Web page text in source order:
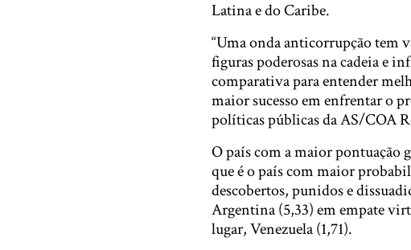
Latina e do Caribe.
“Uma onda anticorrupção tem
figuras poderosas na cadeia e
comparativa para entender
maior sucesso em enfrentar o
políticas públicas da AS/COA
O país com a maior pontuação
que é o país com maior
descobertos, punidos e
Argentina (5,33) em empate
lugar, Venezuela (1,71).